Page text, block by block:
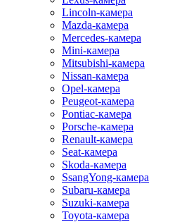
Lincoln-камера
Mazda-камера
Mercedes-камера
Mini-камера
Mitsubishi-камера
Nissan-камера
Opel-камера
Peugeot-камера
Pontiac-камера
Porsche-камера
Renault-камера
Seat-камера
Skoda-камера
SsangYong-камера
Subaru-камера
Suzuki-камера
Toyota-камера